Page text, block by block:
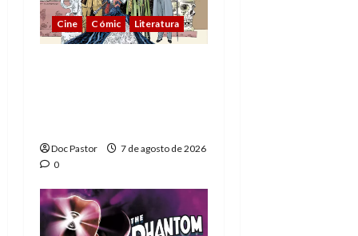
Cine Cómic Literatura
Doc Pastor
7 de agosto de 2026
0